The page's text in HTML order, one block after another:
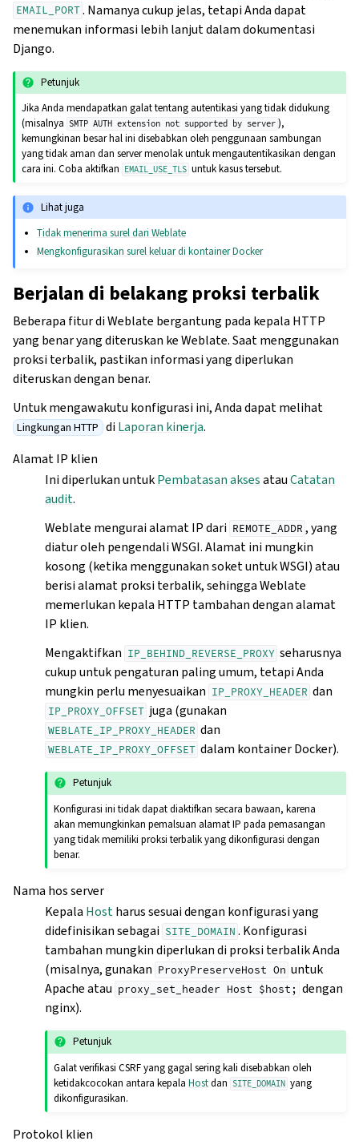
EMAIL_PORT . Namanya cukup jelas, tetapi Anda dapat
menemukan informasi lebih lanjut dalam dokumentasi
Django.
Petunjuk
Jika Anda mendapatkan galat tentang autentikasi yang tidak didukung
(misalnya
SMTP AUTH extension not supported by server ),
kemungkinan besar hal ini disebabkan oleh penggunaan sambungan
yang tidak aman dan server menolak untuk mengautentikasikan dengan
cara ini. Coba aktifkan
EMAIL_USE_TLS untuk kasus tersebut.
Lihat juga
Tidak menerima surel dari Weblate
Mengkonfigurasikan surel keluar di kontainer Docker
Berjalan di belakang proksi terbalik
Beberapa fitur di Weblate bergantung pada kepala HTTP
yang benar yang diteruskan ke Weblate. Saat menggunakan
proksi terbalik, pastikan informasi yang diperlukan
diteruskan dengan benar.
Untuk mengawakutu konfigurasi ini, Anda dapat melihat
Lingkungan HTTP diLaporan kinerja.
Alamat IP klien
Ini diperlukan untukPembatasan aksesatauCatatan
audit.
Weblate mengurai alamat IP dari REMOTE_ADDR , yang
diatur oleh pengendali WSGI. Alamat ini mungkin
kosong (ketika menggunakan soket untuk WSGI) atau
berisi alamat proksi terbalik, sehingga Weblate
memerlukan kepala HTTP tambahan dengan alamat
IP klien.
Mengaktifkan IP_BEHIND_REVERSE_PROXY seharusnya
cukup untuk pengaturan paling umum, tetapi Anda
mungkin perlu menyesuaikan IP_PROXY_HEADER dan
IP_PROXY_OFFSET juga (gunakan
WEBLATE_IP_PROXY_HEADER dan
WEBLATE_IP_PROXY_OFFSET dalam kontainer Docker).
Petunjuk
Konfigurasi ini tidak dapat diaktifkan secara bawaan, karena
akan memungkinkan pemalsuan alamat IP pada pemasangan
yang tidak memiliki proksi terbalik yang dikonfigurasi dengan
benar.
Nama hos server
Kepala Hostharus sesuai dengan konfigurasi yang
didefinisikan sebagai SITE_DOMAIN . Konfigurasi
tambahan mungkin diperlukan di proksi terbalik Anda
(misalnya, gunakan ProxyPreserveHost On untuk
Apache atau proxy_set_header Host $host; dengan
nginx).
Petunjuk
Galat verifikasi CSRF yang gagal sering kali disebabkan oleh
ketidakcocokan antara kepalaHostdan SITE_DOMAIN yang
dikonfigurasikan.
Protokol klien